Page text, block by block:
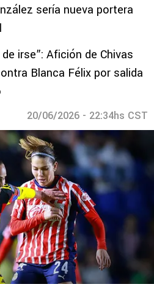
sería nueva portera
irse”: Afición de Chivas
Blanca Félix por salida
20/06/2026 - 22:34hs CST